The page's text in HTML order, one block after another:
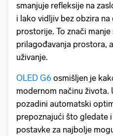
smanjuje refleksije na
i lako vidljiv bez obzira
prostorije. To znači
prilagođavanja prostora,
uživanje.
OLED G6 osmišljen je
modernom načinu života.
pozadini automatski
prepoznajući što gledate
postavke za najbolje